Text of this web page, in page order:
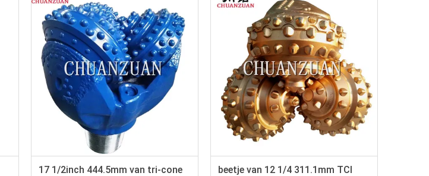
17 1/2inch 444.5mm van tri-cone
beetje van 12 1/4 311.1mm TCI